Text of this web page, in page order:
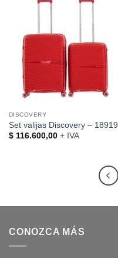
DISCOVERY
Set valijas Discovery – 18919
$116.600,00+ IVA
CONOZCA MÁS